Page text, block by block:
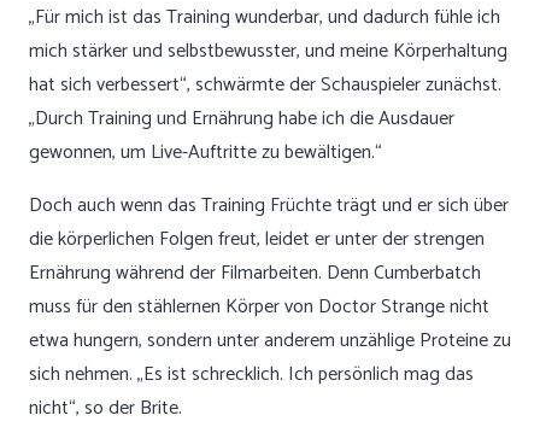
„Für mich ist das Training wunderbar, und dadurch fühle ich
mich stärker und selbstbewusster, und meine Körperhaltung
hat sich verbessert“, schwärmte der Schauspieler zunächst.
„Durch Training und Ernährung habe ich die Ausdauer
gewonnen, um Live-Auftritte zu bewältigen.“
Doch auch wenn das Training Früchte trägt und er sich über
die körperlichen Folgen freut, leidet er unter der strengen
Ernährung während der Filmarbeiten. Denn Cumberbatch
muss für den stählernen Körper von Doctor Strange nicht
etwa hungern, sondern unter anderem unzählige Proteine zu
sich nehmen. „Es ist schrecklich. Ich persönlich mag das
nicht“, so der Brite.